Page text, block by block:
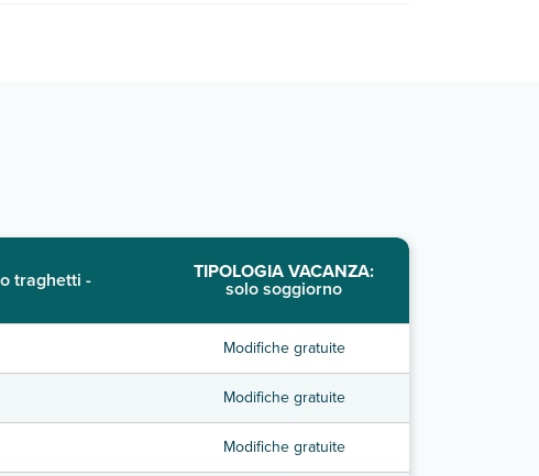
traghetti - TIPOLOGIA VACANZA:
solo soggiorno
Modifiche gratuite
Modifiche gratuite
Modifiche gratuite